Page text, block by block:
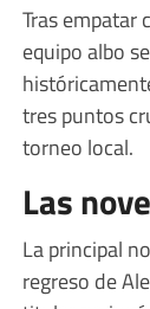
Tras empatar
equipo albo
tres puntos
torneo local.
Las
La principal
regreso de